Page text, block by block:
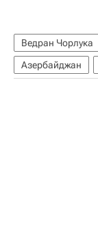
Ведран Чорлука
Азербайджан